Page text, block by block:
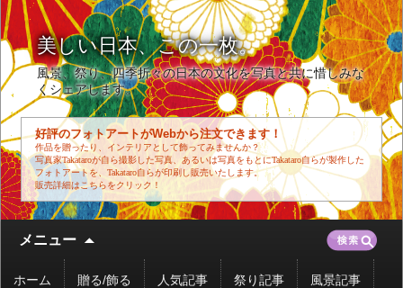
美しい日本、この一枚。
風景、祭り、四季折々の日本の文化を写真と共に惜しみな
くシェアします。
好評のフォトアートがWebから注文できます！
作品を贈ったり、インテリアとして飾ってみませんか？
写真家Takataroが自ら撮影した写真、あるいは写真をもとにTakataro自らが製作した
フォトアートを、Takataro自らが印刷し販売いたします。
販売詳細はこちらをクリック！
メニュー
テ
ホーム 贈る/飾る 人気記事 祭り記事 風景記事
検
索: